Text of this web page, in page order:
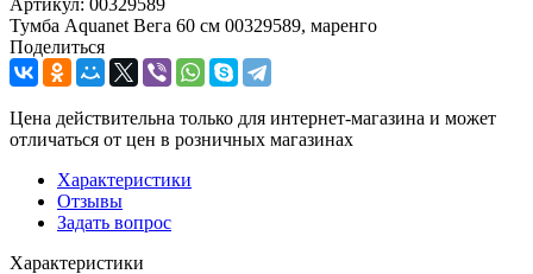
Тумба Aquanet Вега 60 см 00329589, маренго
Поделиться
Цена действительна только для интернет-магазина и может
отличаться от цен в розничных магазинах
Характеристики
Отзывы
Задать вопрос
Характеристики